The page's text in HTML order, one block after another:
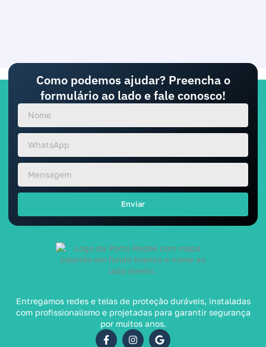
Como podemos ajudar? Preencha o
formulário ao lado e fale conosco!
Enviar
Entregamos redes e telas de proteção duráveis, instaladas
com profissionalismo e projetadas para garantir segurança
por muitos anos.